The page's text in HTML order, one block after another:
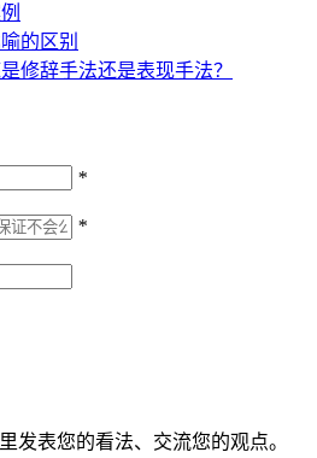
的区别
修辞手法还是表现手法？
*
*
发表您的看法、交流您的观点。